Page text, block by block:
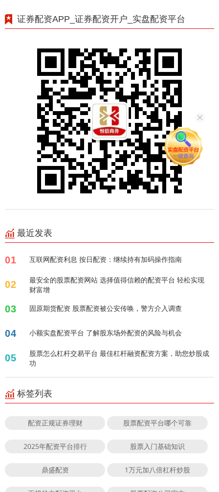
证券配资APP_证券配资开户_实盘配资平台
最近发表
01 互联网配资利息 按日配资：继续持有加码操作指南
02
最安全的股票配资网站 选择值得信赖的配资平台 轻松实现
财富增
03 固原期货配资 股票配资被公安传唤，警方介入调查
04 小额实盘配资平台 了解股东场外配资的风险与机会
05
股票怎么杠杆交易平台 最佳杠杆融资配资方案，助您炒股成
功
标签列表
配资正规证券理财 股票配资平台哪个可靠
2025年配资平台排行 股票入门基础知识
鼎盛配资 1万元加八倍杠杆炒股